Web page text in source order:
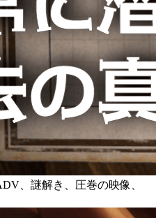
、謎解き、圧巻の映像、